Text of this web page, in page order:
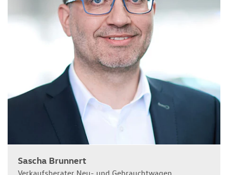
Sascha Brunnert
Verkaufsberater Neu- und Gebrauchtwagen